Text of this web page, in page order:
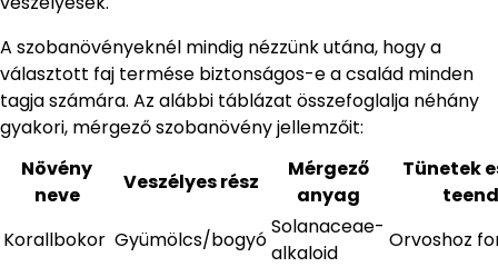
A szobanövényeknél mindig nézzünk utána, hogy a
választott faj termése biztonságos-e a család minden
tagja számára. Az alábbi táblázat összefoglalja néhány
gyakori, mérgező szobanövény jellemzőit:
Növény
neve
Veszélyes rész
Mérgező
anyag
Tünetek
Korallbokor Gyümölcs/bogyó
Solanaceae-
alkaloid
Orvoshoz